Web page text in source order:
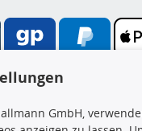
GmbH,